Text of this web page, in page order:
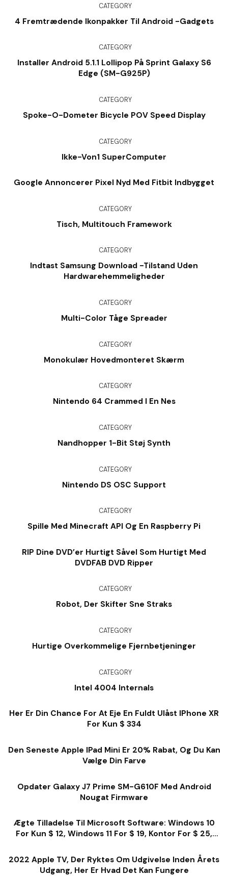
CATEGORY
4 Fremtrædende Ikonpakker Til Android -gadgets
CATEGORY
Installer Android 5.1.1 Lollipop På Sprint Galaxy S6
Edge (SM-G925P)
CATEGORY
Spoke-O-Dometer Bicycle POV Speed Display
CATEGORY
Ikke-Von1 SuperComputer
Google Annoncerer Pixel Nyd Med Fitbit Indbygget
CATEGORY
Tisch, Multitouch Framework
CATEGORY
Indtast Samsung Download -tilstand Uden
Hardwarehemmeligheder
CATEGORY
Multi-Color Tåge Spreader
CATEGORY
Monokulær Hovedmonteret Skærm
CATEGORY
Nintendo 64 Crammed I En Nes
CATEGORY
Nandhopper 1-Bit Støj Synth
CATEGORY
Nintendo DS OSC Support
CATEGORY
Spille Med Minecraft API Og En Raspberry Pi
RIP Dine DVD’er Hurtigt Såvel Som Hurtigt Med
DVDFAB DVD Ripper
CATEGORY
Robot, Der Skifter Sne Straks
CATEGORY
Hurtige Overkommelige Fjernbetjeninger
CATEGORY
Intel 4004 Internals
Her Er Din Chance For At Eje En Fuldt Ulåst IPhone XR
For Kun $ 334
Den Seneste Apple IPad Mini Er 20% Rabat, Og Du Kan
Vælge Din Farve
Opdater Galaxy J7 Prime SM-G610F Med Android
Nougat Firmware
Ægte Tilladelse Til Microsoft Software: Windows 10
For Kun $ 12, Windows 11 For $ 19, Kontor For $ 25,
2022 Apple TV, Der Ryktes Om Udgivelse Inden Årets
Udgang, Her Er Hvad Det Kan Fungere